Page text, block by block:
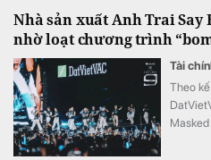
Nhà sản xuất Anh Trai
nhờ loạt chương trình
Tài
Theo